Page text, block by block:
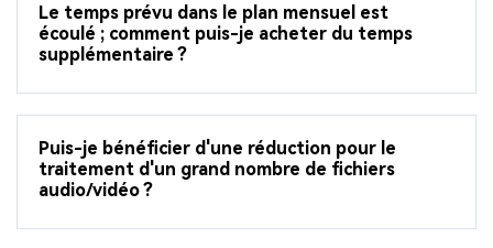
Le temps prévu dans le plan mensuel est
écoulé ; comment puis-je acheter du temps
supplémentaire ?
Puis-je bénéficier d'une réduction pour le
traitement d'un grand nombre de fichiers
audio/vidéo ?